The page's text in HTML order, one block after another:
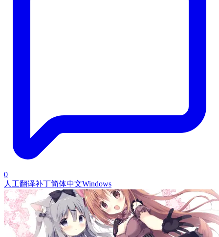
0
人工翻译补丁简体中文Windows